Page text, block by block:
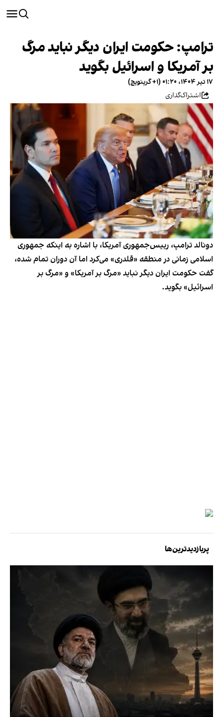
ترامپ: حکومت ایران دیگر نباید مرگ
بر آمریکا و اسرائیل بگوید
۱۷ تیر ۱۴۰۴، ۰۱:۲۰ (‎+۱ گرینویچ)
اشتراک‌گذاری
دونالد ترامپ، رییس‌جمهوری آمریکا، با اشاره به اینکه جمهوری
اسلامی زمانی در منطقه «قلدری» می‌کرد اما آن دوران تمام شده،
گفت حکومت ایران دیگر نباید «مرگ بر آمریکا» و «مرگ بر
اسرائیل» بگوید.
پربازدیدترین‌ها